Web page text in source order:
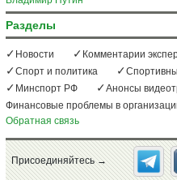
Разделы
Новости Комментарии
Спорт и политика
Минспорт РФ
Анонсы
Финансовые проблемы в
Обратная связь
Присоединяйтесь →